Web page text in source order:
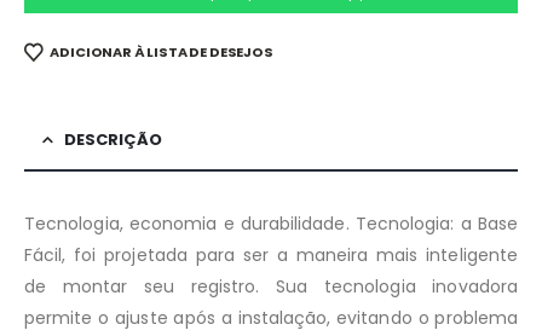
ADICIONAR À LISTA DE DESEJOS
DESCRIÇÃO
Tecnologia, economia e durabilidade. Tecnologia: a Base
Fácil, foi projetada para ser a maneira mais inteligente
de montar seu registro. Sua tecnologia inovadora
permite o ajuste após a instalação, evitando o problema